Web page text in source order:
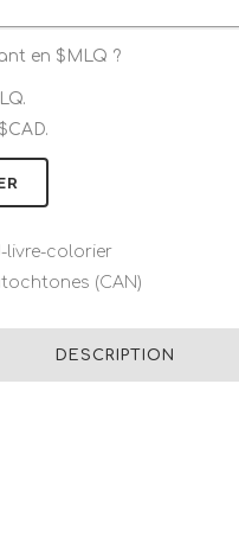
en $MLQ ?
livre-colorier
(CAN)
DESCRIPTION